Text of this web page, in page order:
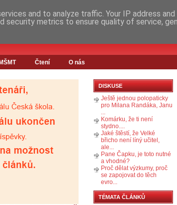
MŠMT Čtení O nás
DISKUSE
Ještě jednou polopaticky
pro Milana Randáka, Janu
...
Komárku, že ti není
stydno....
Jaké štěstí, že Velké
břicho není líný učitel,
ale...
Pane Čapku, je toto nutné
a vhodné?
Proč dělat výzkumy, proč
se zapojovat do těch
evro...
TÉMATA ČLÁNKŮ
and to analyze traffic. Your IP address
security metrics to ensure quality of service,